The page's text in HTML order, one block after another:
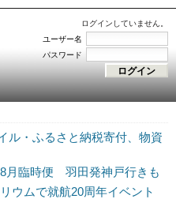
ログインしていません。
ユーザー名
パスワード
・ふるさと納税寄付、物資
月臨時便 羽田発神戸行きも
ウムで就航20周年イベント